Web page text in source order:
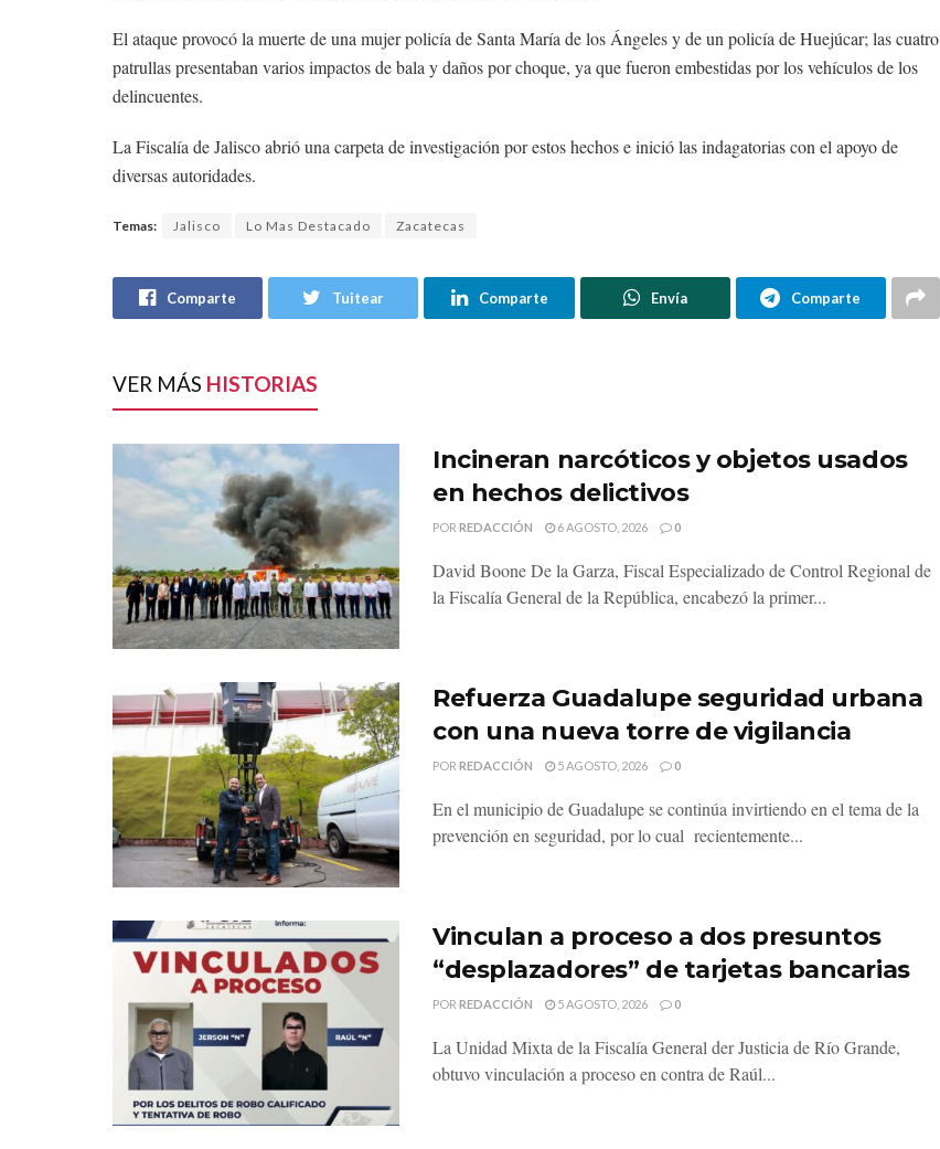
El ataque provocó la muerte de una mujer policía de Santa María de los Ángeles y de un policía de Huejúcar; las cuatro
patrullas presentaban varios impactos de bala y daños por choque, ya que fueron embestidas por los vehículos de los
delincuentes.
La Fiscalía de Jalisco abrió una carpeta de investigación por estos hechos e inició las indagatorias con el apoyo de
diversas autoridades.
Temas: Jalisco Lo Mas Destacado Zacatecas
Comparte Tuitear Comparte Envía Comparte
VER MÁS HISTORIAS
Incineran narcóticos y objetos usados
en hechos delictivos
POR REDACCIÓN 6 AGOSTO, 2026 0
David Boone De la Garza, Fiscal Especializado de Control Regional de
la Fiscalía General de la República, encabezó la primer...
Refuerza Guadalupe seguridad urbana
con una nueva torre de vigilancia
POR REDACCIÓN 5 AGOSTO, 2026 0
En el municipio de Guadalupe se continúa invirtiendo en el tema de la
prevención en seguridad, por lo cual recientemente...
Vinculan a proceso a dos presuntos
“desplazadores” de tarjetas bancarias
POR REDACCIÓN 5 AGOSTO, 2026 0
La Unidad Mixta de la Fiscalía General der Justicia de Río Grande,
obtuvo vinculación a proceso en contra de Raúl...